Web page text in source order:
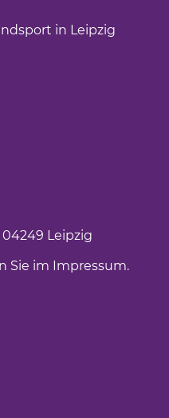
in Leipzig
Leipzig
Sie im Impressum.
Tab)
neuen Tab)
einen neuen Tab)